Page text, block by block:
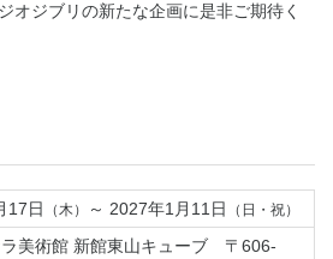
オジブリの新たな企画に是非ご期待く
17日 （木） ～ 2027年1月11日 （日・祝）
美術館 新館東山キューブ 〒606-